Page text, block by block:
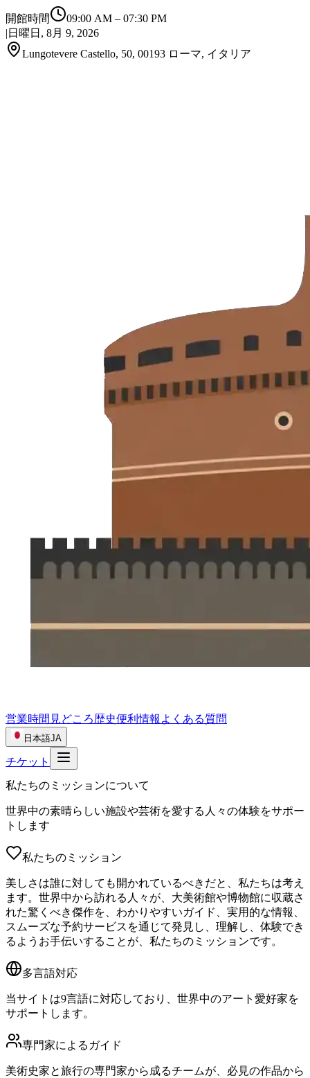
開館時間 09:00 AM – 07:30 PM
| 日曜日, 8月 9, 2026
Lungotevere Castello, 50, 00193 ローマ, イタリア
営業時間 見どころ歴史便利情報 よくある質問
日本語JA
チケット
私たちのミッションについて
世界中の素晴らしい施設や芸術を愛する人々の体験をサポー
トします
私たちのミッション
美しさは誰に対しても開かれているべきだと、私たちは考え
ます。世界中から訪れる人々が、大美術館や博物館に収蔵さ
れた驚くべき傑作を、わかりやすいガイド、実用的な情報、
スムーズな予約サービスを通じて発見し、理解し、体験でき
るようお手伝いすることが、私たちのミッションです。
多言語対応
当サイトは9言語に対応しており、世界中のアート愛好家を
サポートします。
専門家によるガイド
美術史家と旅行の専門家から成るチームが、必見の作品から